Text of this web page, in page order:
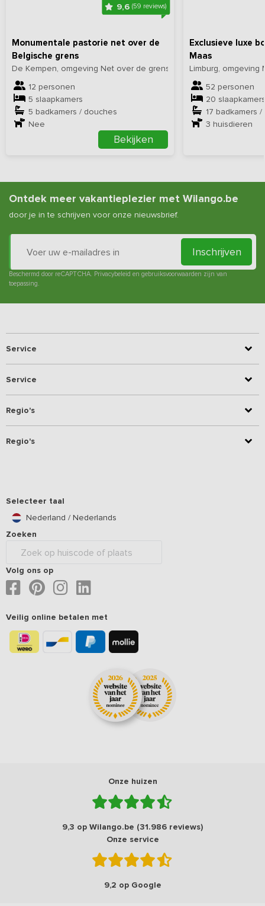
9,6 (59 reviews)
Monumentale pastorie net over de
Belgische grens
De Kempen, omgeving Net over de grens in België
12 personen
5 slaapkamers
5 badkamers / douches
Nee
Bekijken
Exclusieve luxe
Maas
Limburg, omgeving
52 personen
20 slaapkamers
17 badkamers
3 huisdieren
Ontdek meer vakantieplezier met Wilango.be
door je in te schrijven voor onze nieuwsbrief.
Inschrijven
Beschermd door reCAPTCHA. Privacybeleid en gebruiksvoorwaarden zijn van
toepassing.
Service
Service
Regio's
Regio's
Selecteer taal
Nederland / Nederlands
Zoeken
Volg ons op
Veilig online betalen met
Onze huizen
9,3 op Wilango.be (31.986 reviews)
Onze service
9,2 op Google